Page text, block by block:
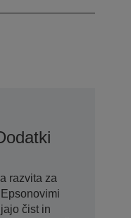
razvita za
čist in